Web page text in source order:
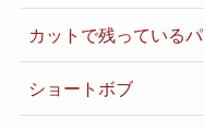
カットで残っている
ショートボブ